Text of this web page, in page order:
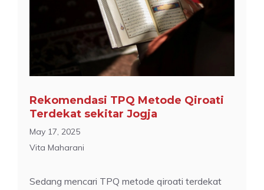
Rekomendasi TPQ Metode Qiroati
Terdekat sekitar Jogja
May 17, 2025
Vita Maharani
Sedang mencari TPQ metode qiroati terdekat